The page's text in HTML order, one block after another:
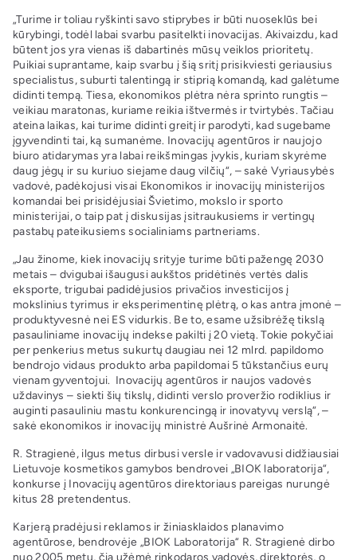
„Turime ir toliau ryškinti savo stiprybes ir būti nuoseklūs bei
kūrybingi, todėl labai svarbu pasitelkti inovacijas. Akivaizdu, kad
būtent jos yra vienas iš dabartinės mūsų veiklos prioritetų.
Puikiai suprantame, kaip svarbu į šią sritį prisikviesti geriausius
specialistus, suburti talentingą ir stiprią komandą, kad galėtume
didinti tempą. Tiesa, ekonomikos plėtra nėra sprinto rungtis –
veikiau maratonas, kuriame reikia ištvermės ir tvirtybės. Tačiau
ateina laikas, kai turime didinti greitį ir parodyti, kad sugebame
įgyvendinti tai, ką sumanėme. Inovacijų agentūros ir naujojo
biuro atidarymas yra labai reikšmingas įvykis, kuriam skyrėme
daug jėgų ir su kuriuo siejame daug vilčių“, – sakė Vyriausybės
vadovė, padėkojusi visai Ekonomikos ir inovacijų ministerijos
komandai bei prisidėjusiai Švietimo, mokslo ir sporto
ministerijai, o taip pat į diskusijas įsitraukusiems ir vertingų
pastabų pateikusiems socialiniams partneriams.
„Jau žinome, kiek inovacijų srityje turime būti pažengę 2030
metais – dvigubai išaugusi aukštos pridėtinės vertės dalis
eksporte, trigubai padidėjusios privačios investicijos į
mokslinius tyrimus ir eksperimentinę plėtrą, o kas antra įmonė –
produktyvesnė nei ES vidurkis. Be to, esame užsibrėžę tikslą
pasauliniame inovacijų indekse pakilti į 20 vietą. Tokie pokyčiai
per penkerius metus sukurtų daugiau nei 12 mlrd. papildomo
bendrojo vidaus produkto arba papildomai 5 tūkstančius eurų
vienam gyventojui. Inovacijų agentūros ir naujos vadovės
uždavinys – siekti šių tikslų, didinti verslo proveržio rodiklius ir
auginti pasauliniu mastu konkurencingą ir inovatyvų verslą“, –
sakė ekonomikos ir inovacijų ministrė Aušrinė Armonaitė.
R. Stragienė, ilgus metus dirbusi versle ir vadovavusi didžiausiai
Lietuvoje kosmetikos gamybos bendrovei „BIOK laboratorija“,
konkurse į Inovacijų agentūros direktoriaus pareigas nurungė
kitus 28 pretendentus.
Karjerą pradėjusi reklamos ir žiniasklaidos planavimo
agentūrose, bendrovėje „BIOK Laboratorija“ R. Stragienė dirbo